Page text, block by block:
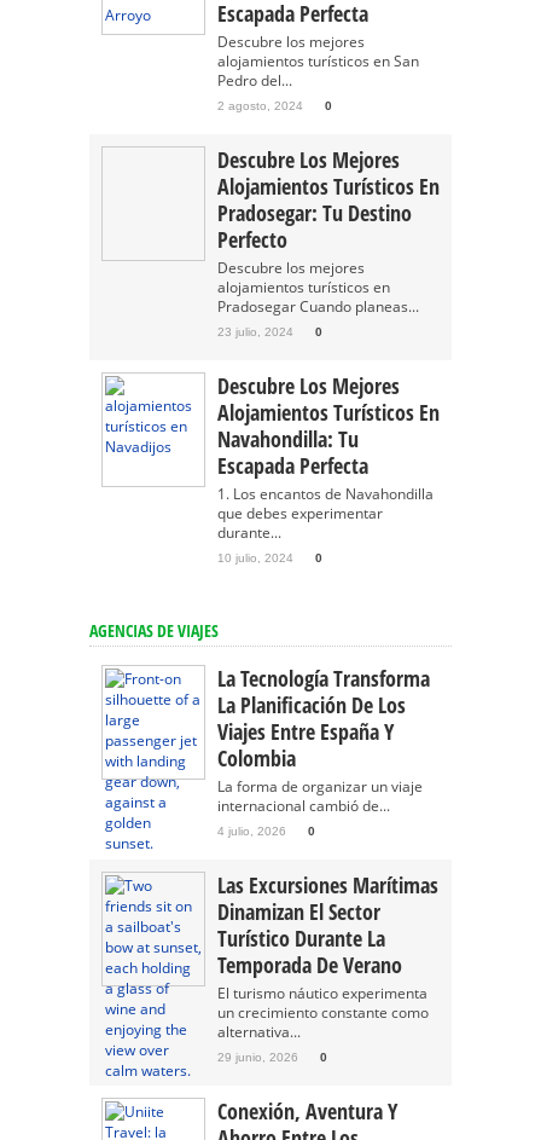
Escapada Perfecta
Descubre los mejores
alojamientos turísticos en San
Pedro del...
2 agosto, 2024 0
Descubre Los Mejores
Alojamientos Turísticos En
Pradosegar: Tu Destino
Perfecto
Descubre los mejores
alojamientos turísticos en
Pradosegar Cuando planeas...
23 julio, 2024 0
Descubre Los Mejores
Alojamientos Turísticos En
Navahondilla: Tu
Escapada Perfecta
1. Los encantos de Navahondilla
que debes experimentar
durante...
10 julio, 2024 0
AGENCIAS DE VIAJES
La Tecnología Transforma
La Planificación De Los
Viajes Entre España Y
Colombia
La forma de organizar un viaje
internacional cambió de...
4 julio, 2026 0
Las Excursiones Marítimas
Dinamizan El Sector
Turístico Durante La
Temporada De Verano
El turismo náutico experimenta
un crecimiento constante como
alternativa...
29 junio, 2026 0
Conexión, Aventura Y